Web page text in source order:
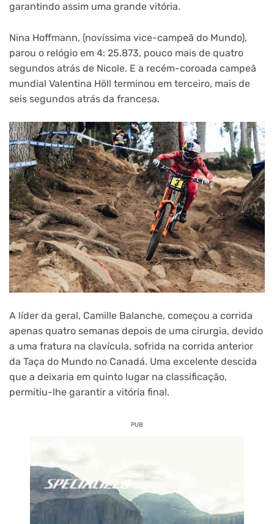
garantindo assim uma grande vitória.
Nina Hoffmann, (novíssima vice-campeã do Mundo),
parou o relógio em 4: 25.873, pouco mais de quatro
segundos atrás de Nicole. E a recém-coroada campeã
mundial Valentina Höll terminou em terceiro, mais de
seis segundos atrás da francesa.
A líder da geral, Camille Balanche, começou a corrida
apenas quatro semanas depois de uma cirurgia, devido
a uma fratura na clavícula, sofrida na corrida anterior
da Taça do Mundo no Canadá. Uma excelente descida
que a deixaria em quinto lugar na classificação,
permitiu-lhe garantir a vitória final.
PUB